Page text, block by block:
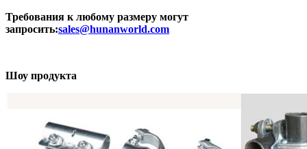
Требования к любому размеру могут
запросить:sales@hunanworld.com
Шоу продукта